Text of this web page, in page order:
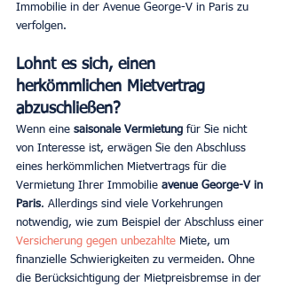
Immobilie in der Avenue George-V in Paris zu
verfolgen.
Lohnt es sich, einen
herkömmlichen Mietvertrag
abzuschließen?
Wenn eine saisonale Vermietung für Sie nicht
von Interesse ist, erwägen Sie den Abschluss
eines herkömmlichen Mietvertrags für die
Vermietung Ihrer Immobilie avenue George-V in
Paris. Allerdings sind viele Vorkehrungen
notwendig, wie zum Beispiel der Abschluss einer
Versicherung gegen unbezahlte Miete, um
finanzielle Schwierigkeiten zu vermeiden. Ohne
die Berücksichtigung der Mietpreisbremse in der